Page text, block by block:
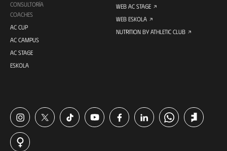
CONSULTORÍA
COACHES
AC CUP
AC CAMPUS
AC STAGE
ESKOLA
WEB AC STAGE
WEB ESKOLA
NUTRITION BY ATHLETIC CLUB